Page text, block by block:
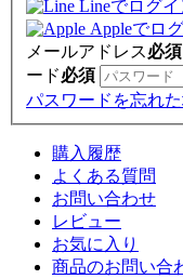
Lineでログイ
Appleでロ
メールアドレス必須
ード必須
パスワードを忘れ
購入履歴
よくある質問
お問い合わせ
レビュー
お気に入り
商品のお問い合